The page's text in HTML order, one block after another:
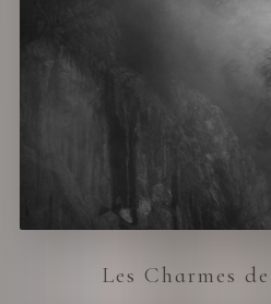
Les Charmes